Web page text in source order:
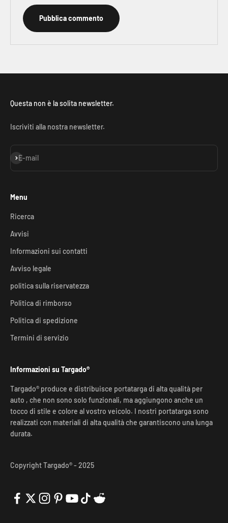
Pubblica commento
Questa non è la solita newsletter.
Iscriviti alla nostra newsletter.
E-mail
Iscriviti alla newsletter
Menu
Ricerca
Avvisi
Informazioni sui contatti
Avviso legale
politica sulla riservatezza
Politica di rimborso
Politica di spedizione
Termini di servizio
Informazioni su Targado®
Targado® produce e distribuisce portatarga di alta qualità per
auto , che non sono solo funzionali, ma aggiungono anche un
tocco di stile e colore al vostro veicolo. I nostri portatarga sono
realizzati con materiali di alta qualità che garantiscono una lunga
durata.
Copyright Targado® - 2025